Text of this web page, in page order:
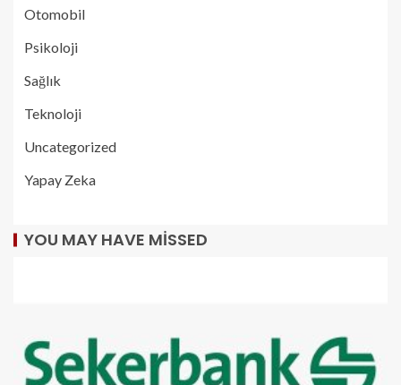
Otomobil
Psikoloji
Sağlık
Teknoloji
Uncategorized
Yapay Zeka
YOU MAY HAVE MISSED